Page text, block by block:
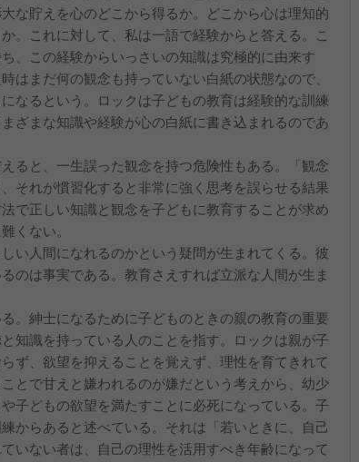
な貯えを心のどこから得るか。どこから心は理知的
。これに対して、私は一語で経験からと答える。こ
、この経験からいっさいの知識は究極的に由来す
はまだ何の観念も持っていない白紙の状態なので、
なるという。ロックは子どもの教育は経験的な訓練
ざまな知識や経験が心の白紙に書き込まれるのであ
ると、一生誤った観念を持つ危険性もある。「観念
それが慣習化すると非常に強く思考を誤らせる結果
で正しい知識と観念を子どもに教育することが求め
くない。
い人間になれるのかという疑問が生まれてくる。彼
のは事実である。教育さえすれば立派な人間が生ま
。紳士になるために子どものときの親の教育の重要
知識を持っている人のことを指す。ロックは親が子
ず、欲望を抑えることを覚えず、理性を育てきれて
とで甘えと嫌われるのが嫌だという考えから、幼少
子どもの欲望を満たすことに必死になっている。子
からあると述べている。それは「若いときに、自己
いない者は、自己の理性を活用すべき年齢になって